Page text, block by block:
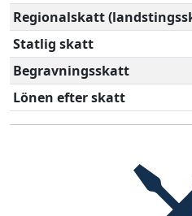
Regionalskatt
Statlig skatt
Begravningsskatt
Lönen efter skatt